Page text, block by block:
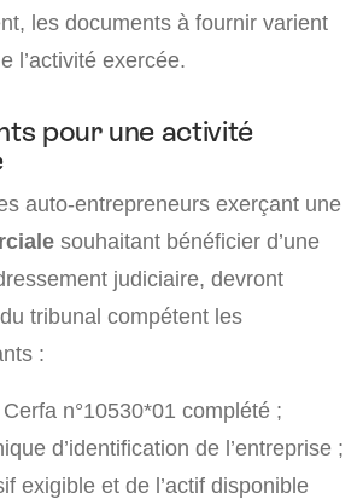
les documents à fournir varient
l’activité exercée.
pour une activité
auto-entrepreneurs exerçant une
souhaitant bénéficier d’une
judiciaire, devront
tribunal compétent les
:
n°10530*01 complété ;
d’identification de l’entreprise ;
exigible et de l’actif disponible